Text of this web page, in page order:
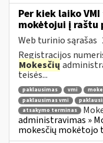
Per kiek laiko
mokėtojui į raštu
Web turinio sąrašas
Registracijos
Mokesčių
teisės...
paklausimas vmi
paklausimas vmi
atsakymo terminas
administravimas »
mokesčių mokėtojo